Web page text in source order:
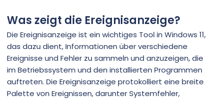
Was zeigt die Ereignisanzeige?
Die Ereignisanzeige ist ein wichtiges Tool in Windows 11,
das dazu dient, Informationen über verschiedene
Ereignisse und Fehler zu sammeln und anzuzeigen, die
im Betriebssystem und den installierten Programmen
auftreten. Die Ereignisanzeige protokolliert eine breite
Palette von Ereignissen, darunter Systemfehler,